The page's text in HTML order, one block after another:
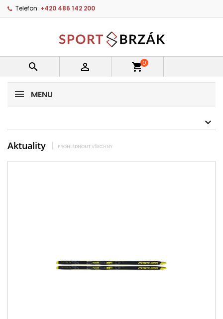
Telefon: +420 486 142 200
  shopping_cart0
MENU
Aktuality PROHLÉDNOUT VŠECHNY